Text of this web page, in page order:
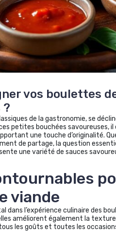
vos boulettes
?
de la gastronomie, se
petites bouchées savoureuses,
une touche d’originalité.
de partage, la question
une variété de sauces
viande
dans l’expérience culinaire des
améliorent également la
les goûts et toutes les